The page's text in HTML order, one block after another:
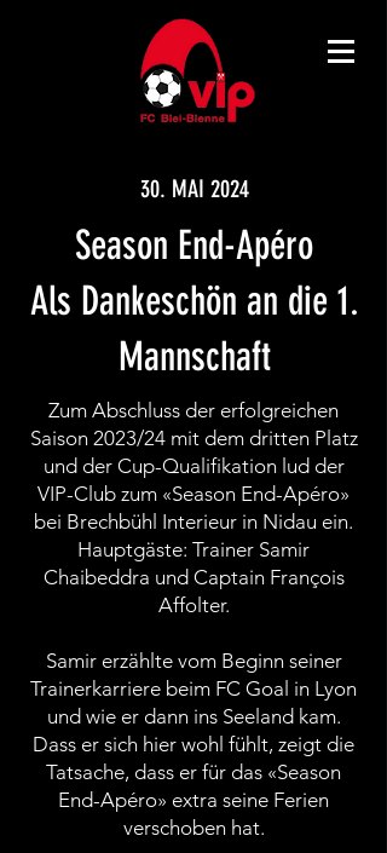
30. MAI 2024
Season End-Apéro
Als Dankeschön an die 1.
Mannschaft
Zum Abschluss der erfolgreichen
Saison 2023/24 mit dem dritten Platz
und der Cup-Qualifikation lud der
VIP-Club zum «Season End-Apéro»
bei Brechbühl Interieur in Nidau ein.
Hauptgäste: Trainer Samir
Chaibeddra und Captain François
Affolter.
Samir erzählte vom Beginn seiner
Trainerkarriere beim FC Goal in Lyon
und wie er dann ins Seeland kam.
Dass er sich hier wohl fühlt, zeigt die
Tatsache, dass er für das «Season
End-Apéro» extra seine Ferien
verschoben hat.